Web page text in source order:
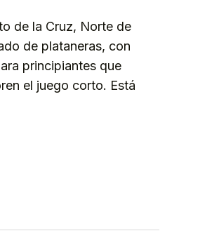
de la Cruz, Norte de
de plataneras, con
principiantes que
el juego corto. Está